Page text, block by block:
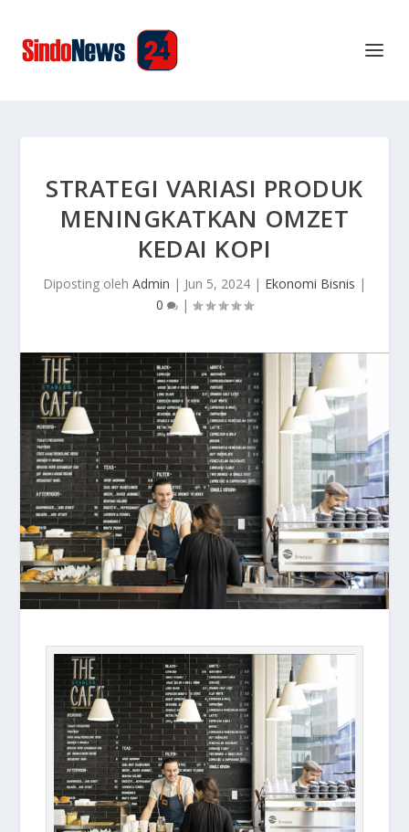
STRATEGI VARIASI PRODUK
MENINGKATKAN OMZET
KEDAI KOPI
Diposting oleh Admin | Jun 5, 2024 | Ekonomi Bisnis |
0
|